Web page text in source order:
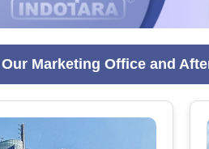
Our Marketing Office and